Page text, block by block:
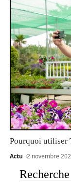
Pourquoi utiliser
Actu 2 novembre
Recherche